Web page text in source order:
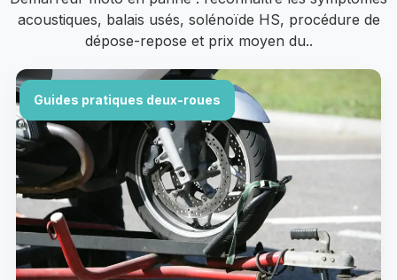
acoustiques, balais usés, solénoïde HS, procédure de
dépose-repose et prix moyen du..
Guides pratiques deux-roues